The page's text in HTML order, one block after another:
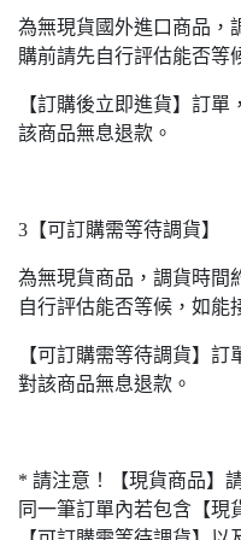
為無現貨國外進口商品，
購前請先自行評估能否等
【訂購後立即進貨】訂
該商品無息退款。
3【可訂購需等待調貨】
為無現貨商品，調貨時間
自行評估能否等候，如能
【可訂購需等待調貨】
對該商品無息退款。
* 請注意！【現貨商品】
同一筆訂單內若包含【現